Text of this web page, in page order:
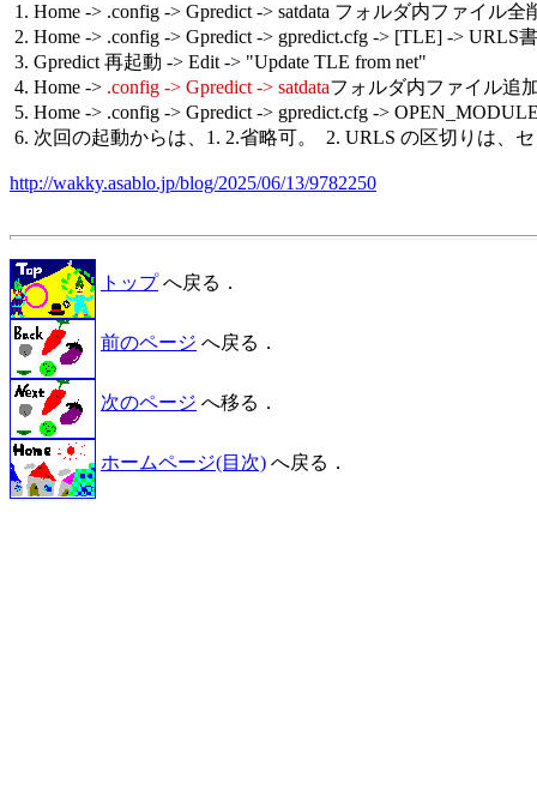
1. Home -> .config -> Gpredict -> satdata フォルダ内ファイル全
2. Home -> .config -> Gpredict -> gpredict.cfg -> [TLE] -> URLS
3. Gpredict 再起動 -> Edit -> "Update TLE from net"
4. Home -> .config -> Gpredict -> satdataフォルダ内ファイル追
5. Home -> .config -> Gpredict -> gpredict.cfg ->
6. 次回の起動からは、1. 2.省略可。  2. URLS の区切りは、
http://wakky.asablo.jp/blog/2025/06/13/9782250
トップへ戻る．
前のページ へ戻る．
次のページ へ移る．
ホームページ(目次) へ戻る．